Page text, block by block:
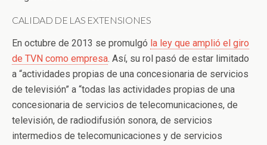
CALIDAD DE LAS EXTENSIONES
En octubre de 2013 se promulgó la ley que amplió el giro
de TVN como empresa. Así, su rol pasó de estar limitado
a “actividades propias de una concesionaria de servicios
de televisión” a “todas las actividades propias de una
concesionaria de servicios de telecomunicaciones, de
televisión, de radiodifusión sonora, de servicios
intermedios de telecomunicaciones y de servicios